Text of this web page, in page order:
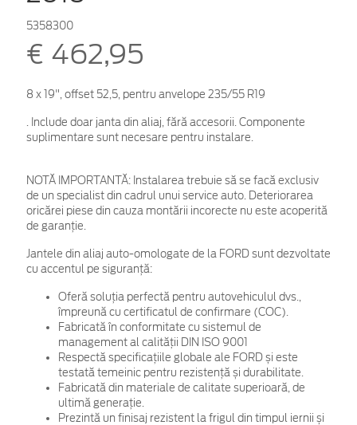
5358300
€ 462,95
8 x 19", offset 52,5, pentru anvelope 235/55 R19
. Include doar janta din aliaj, fără accesorii. Componente
suplimentare sunt necesare pentru instalare.
NOTĂ IMPORTANTĂ: Instalarea trebuie să se facă exclusiv
de un specialist din cadrul unui service auto. Deteriorarea
oricărei piese din cauza montării incorecte nu este acoperită
de garanţie.
Jantele din aliaj auto-omologate de la FORD sunt dezvoltate
cu accentul pe siguranță:
Oferă soluția perfectă pentru autovehiculul dvs.,
împreună cu certificatul de confirmare (COC).
Fabricată în conformitate cu sistemul de
management al calității DIN ISO 9001
Respectă specificațiile globale ale FORD și este
testată temeinic pentru rezistență și durabilitate.
Fabricată din materiale de calitate superioară, de
ultimă generație.
Prezintă un finisaj rezistent la frigul din timpul iernii și